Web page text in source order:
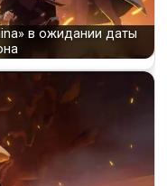
в ожидании даты